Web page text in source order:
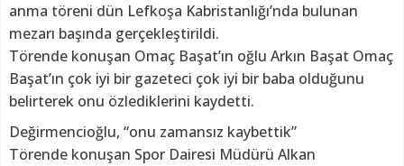
anma töreni dün Lefkoşa Kabristanlığı’nda bulunan
mezarı başında gerçekleştirildi.
Törende konuşan Omaç Başat’ın oğlu Arkın Başat Omaç
Başat’ın çok iyi bir gazeteci çok iyi bir baba olduğunu
belirterek onu özlediklerini kaydetti.
Değirmencioğlu, “onu zamansız kaybettik”
Törende konuşan Spor Dairesi Müdürü Alkan